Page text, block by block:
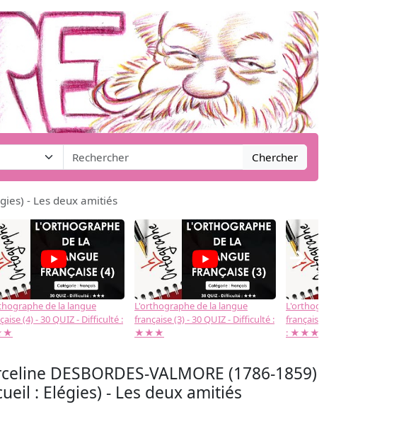
Chercher
- Les deux amitiés
de la langue
(4) - 30 QUIZ - Difficulté :
L'orthographe de la langue
française (3) - 30 QUIZ - Difficulté :
★★★
L'orthographe de la langue
française (2) -( 20 QUIZ -
: ★★★
→
DESBORDES-VALMORE (1786-1859)
: Elégies) - Les deux amitiés